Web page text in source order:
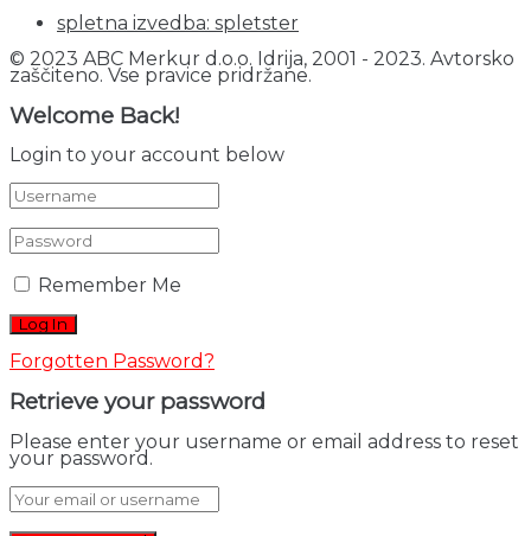
spletna izvedba: spletster
© 2023 ABC Merkur d.o.o. Idrija, 2001 - 2023. Avtorsko
zaščiteno. Vse pravice pridržane.
Welcome Back!
Login to your account below
Remember Me
Forgotten Password?
Retrieve your password
Please enter your username or email address to reset
your password.